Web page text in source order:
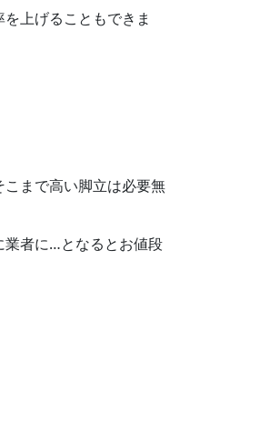
上げることもできま
まで高い脚立は必要無
業者に…となるとお値段